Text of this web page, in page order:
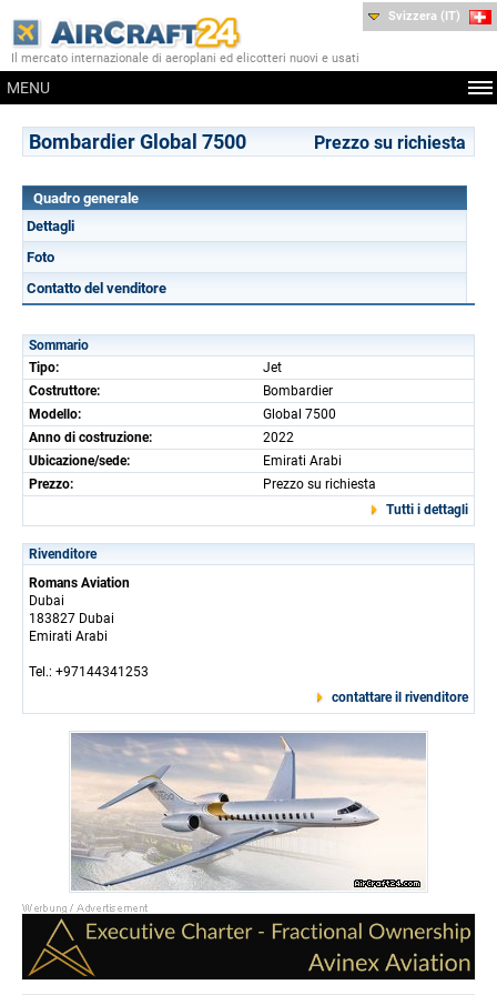
Il mercato internazionale di aeroplani ed elicotteri nuovi e usati
MENU
Svizzera (IT)
Bombardier Global 7500 Prezzo su richiesta
Quadro generale
Dettagli
Foto
Contatto del venditore
Sommario
Tipo:
Jet
Costruttore:
Bombardier
Modello:
Global 7500
Anno di costruzione:
2022
Ubicazione/sede:
Emirati Arabi
Prezzo:
Prezzo su richiesta
Tutti i dettagli
Rivenditore
Romans Aviation
Dubai
183827 Dubai
Emirati Arabi
Tel.: +97144341253
contattare il rivenditore